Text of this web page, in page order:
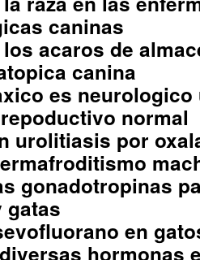
caninas
acaros de
canina
es
normal
urolitiasis por
gonadotropinas
gatas
en
hormonas